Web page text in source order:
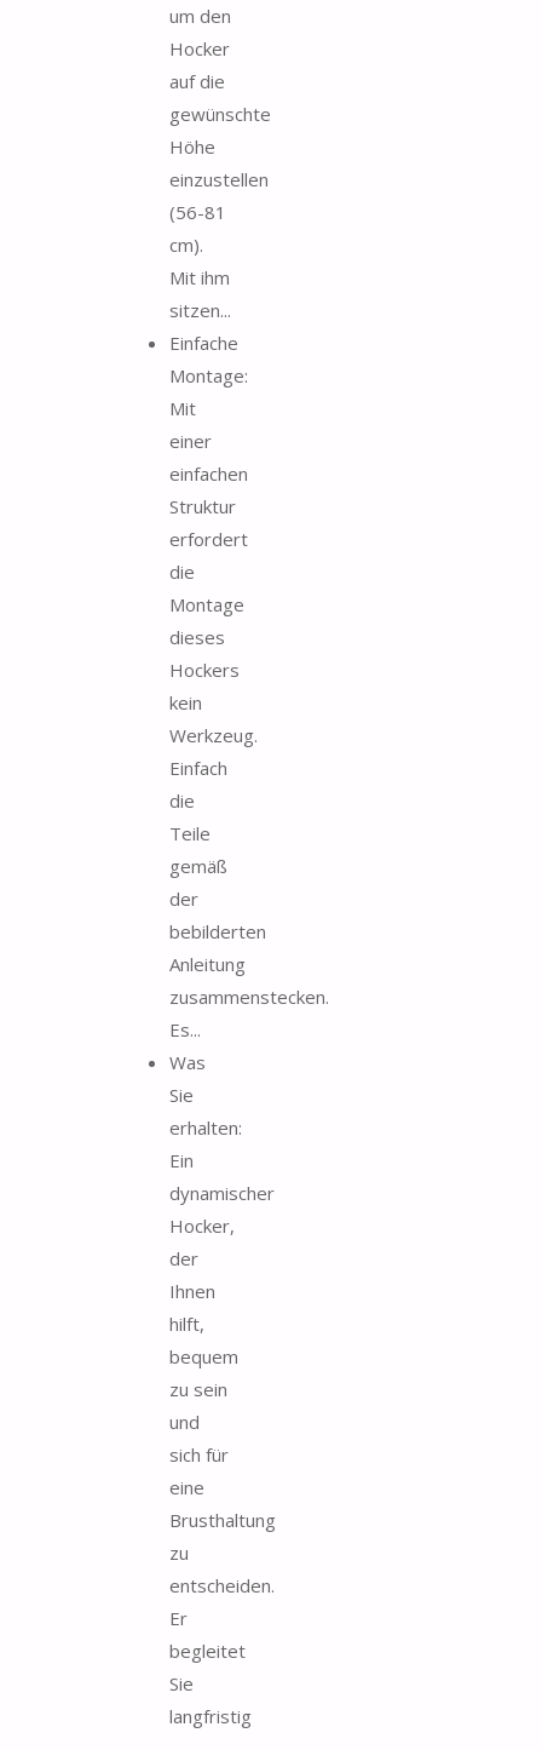
um den
Hocker
auf die
gewünschte
Höhe
einzustellen
(56-81
cm).
Mit ihm
sitzen...
Einfache
Montage:
Mit
einer
einfachen
Struktur
erfordert
die
Montage
dieses
Hockers
kein
Werkzeug.
Einfach
die
Teile
gemäß
der
bebilderten
Anleitung
zusammenstecken.
Es...
Was
Sie
erhalten:
Ein
dynamischer
Hocker,
der
Ihnen
hilft,
bequem
zu sein
und
sich für
eine
Brusthaltung
zu
entscheiden.
Er
begleitet
Sie
langfristig